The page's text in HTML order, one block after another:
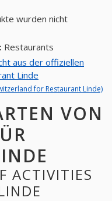
wurden nicht
: Restaurants
aus der offiziellen
Linde
for Restaurant Linde)
VON
ACTIVITIES